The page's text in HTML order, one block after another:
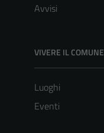
Avvisi
VIVERE IL COMUNE
Luoghi
Eventi